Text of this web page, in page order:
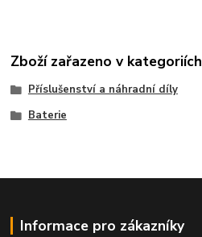
Zboží zařazeno v kategoriích
Příslušenství a náhradní díly
Baterie
Informace pro zákazníky